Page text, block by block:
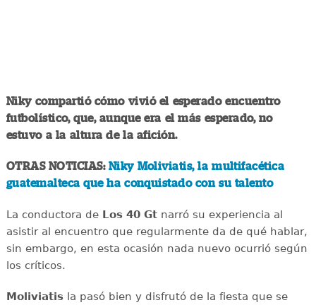
Niky compartió cómo vivió el esperado encuentro
futbolístico, que, aunque era el más esperado, no
estuvo a la altura de la afición.
OTRAS NOTICIAS: Niky Moliviatis, la multifacética
guatemalteca que ha conquistado con su talento
La conductora deLos 40 Gtnarró su experiencia al
asistir al encuentro que regularmente da de qué hablar,
sin embargo, en esta ocasión nada nuevo ocurrió según
los críticos.
Moliviatisla pasó bien y disfrutó de la fiesta que se